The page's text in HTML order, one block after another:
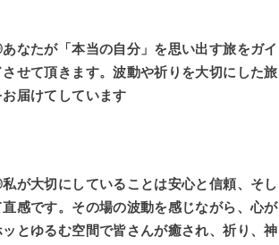
なたが「本当の自分」を思い出す旅をガイ
させて頂きます。波動や祈りを大切にした旅
お届けてしています
が大切にしていることは安心と信頼、そし
直感です。その場の波動を感じながら、心が
ッとゆるむ空間で皆さんが癒され、祈り、神